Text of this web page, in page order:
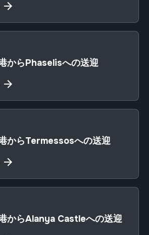
からPhaselisへの送迎
からTermessosへの送迎
からAlanya Castleへの送迎